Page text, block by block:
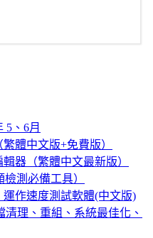
5、6月
體中文版+免費版）
器（繁體中文最新版）
測必備工具）
運作速度測試軟體(中文版)
清理、重組、系統最佳化、